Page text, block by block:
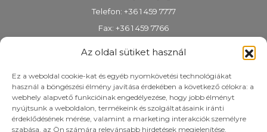
Az oldal sütiket használ
Ez a weboldal cookie-kat és egyéb nyomkövetési technológiákat
használ a böngészési élmény javítása érdekében a következő célokra: a
webhely alapvető funkcióinak engedélyezése, hogy jobb élményt
nyújtsunk a weboldalon, termékeink és szolgáltatásaink iránti
érdeklődésének mérése, valamint a marketing interakciók személyre
szabása, az Ön számára relevánsabb hirdetések megjelenítése.
Telefon: +36 1 459 7777
Fax: +36 1 459 7766